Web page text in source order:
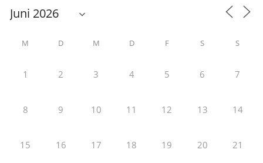
M D M D F S S
1 2 3 4 5 6 7
8 9 10 11 12 13 14
15 16 17 18 19 20 21